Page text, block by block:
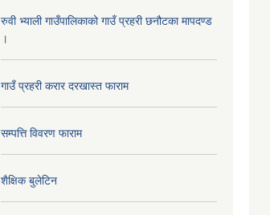
रुवी भ्याली गाउँपालिकाको गाउँ प्रहरी छनौटका मापदण्ड
।
गाउँ प्रहरी करार दरखास्त फाराम
सम्पत्ति विवरण फाराम
शैक्षिक बुलेटिन